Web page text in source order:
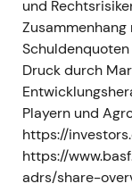
Mrd. EUR, das
Mrd. EUR.[45],
kühlte sich ab.
zunehmend als
richteten ihren
strukturelle
strategische
[60]-
anschließender
und
Druck durch
Playern und
https://
https://
adrs/share-